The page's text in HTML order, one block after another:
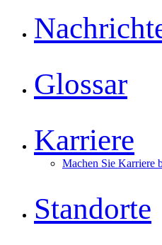
Glossar
Karriere
Machen Sie Karriere
Standorte